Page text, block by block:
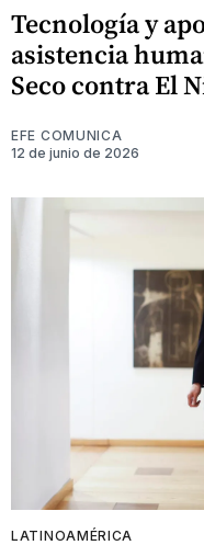
Tecnología y
asistencia
Seco contra El
EFE COMUNICA
12 de junio de 2026
LATINOAMÉRICA